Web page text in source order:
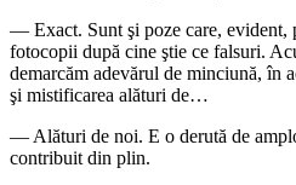
— Exact. Sunt şi poze care, evident,
fotocopii după cine ştie ce falsuri.
demarcăm adevărul de minciună, în
şi mistificarea alături de…
— Alături de noi. E o derută de
contribuit din plin.